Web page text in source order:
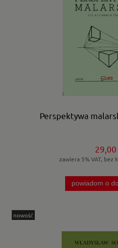
Perspektywa
29,00
zawiera 5% VAT, bez
powiadom o
nowość